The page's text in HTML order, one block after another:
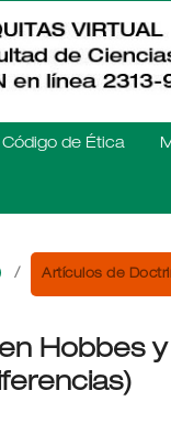
Código de Ética
/ Artículos de
Hobbes